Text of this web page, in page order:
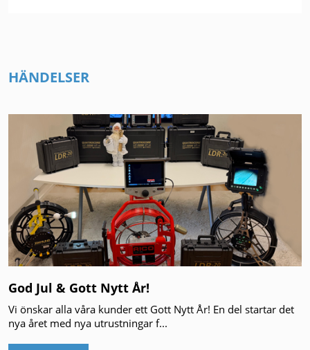
HÄNDELSER
God Jul & Gott Nytt År!
Vi önskar alla våra kunder ett Gott Nytt År! En del startar det
nya året med nya utrustningar f...